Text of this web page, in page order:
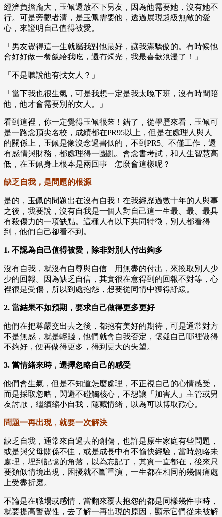
經濟負擔龐大，玉佩還放不下男友，因為他需要她，沒有她不
行。可是旁觀者清，是玉佩需要他，透過展現超級無敵的愛
心，來證明自己值得被愛。
「男友覺得這一生就屬我對他最好，讓我滿驕傲的。有時候他
會好好做一餐飯給我吃，還有燭光，我最喜歡浪漫了！」
「不是聽說他有找女人？」
「當下我也很生氣，可是我想一定是我太晚下班，沒有時間陪
他，他才會需要別的女人。」
看到這裡，你一定覺得玉佩很笨！錯了，從學歷來看，玉佩可
是一路念頂尖名校，成績都在PR95以上，但是在處理人與人
的關係上，玉佩是像沒念過書似的，不到PR5。不僅工作，還
有感情與財務，都處理得一團亂。會念書考試，和人生智慧高
低，在玉佩身上根本是兩回事，怎麼會這樣呢？
缺乏自我，是問題的根源
是的，玉佩的問題出在沒有自我！在我經歷過數十年的人與事
之後，我要說，沒有自我是一個人對自己這一生最、最、最具
有殺傷力的一項缺點。這種人有以下共同特徵，別人都看得
到，他們自己卻看不到。
1. 不認為自己值得被愛，除非對別人付出夠多
沒有自我，就沒有自尊與自信，用無盡的付出，來換取別人少
少的回報。因為缺乏自信，其實很在意得到的回報不對等，心
裡很是受傷，所以到處抱怨，想要從同情中獲得紓緩。
2. 當結果不如預期，要求自己做得更多更好
他們在把尊嚴交出去之後，都抱有美好的期待，可是通常對方
不是無感，就是輕賤，他們就會自我否定，懷疑自己哪裡做得
不夠好，便再做得更多，得到更大的失望。
3. 當情緒來時，選擇忽略自己的感受
他們會生氣，但是不知道怎麼處理，不正視自己的心情感受，
而是採取忽略，閃避不碰觸核心，不想讓「加害人」主管或男
友討厭，繼續縮小自我，隱藏情緒，以為可以博取歡心。
問題一再出現，就要一次解決
缺乏自我，通常來自過去的創傷，也許是原生家庭有些問題，
或是與父母關係不佳，或是成長中有不愉快經驗，當時忽略未
處理，埋到記憶的角落，以為忘記了，其實一直都在，後來只
要類似情境出現，困擾就不斷重演，一生都在相同的幾個痛處
上受盡折磨。
不論是在職場或感情，當翻來覆去抱怨的都是同樣幾件事時，
就要提高警覺性，去了解一再出現的原因，顯示它們從未被解